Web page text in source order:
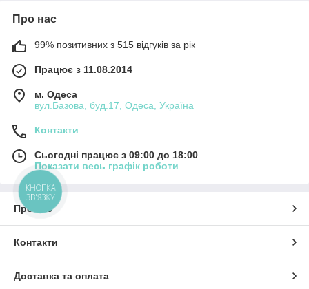
Про нас
99% позитивних з 515 відгуків за рік
Працює з 11.08.2014
м. Одеса
вул.Базова, буд.17, Одеса, Україна
Контакти
Сьогодні працює з 09:00 до 18:00
Показати весь графік роботи
Про нас
Контакти
Доставка та оплата
КНОПКА
ЗВ'ЯЗКУ